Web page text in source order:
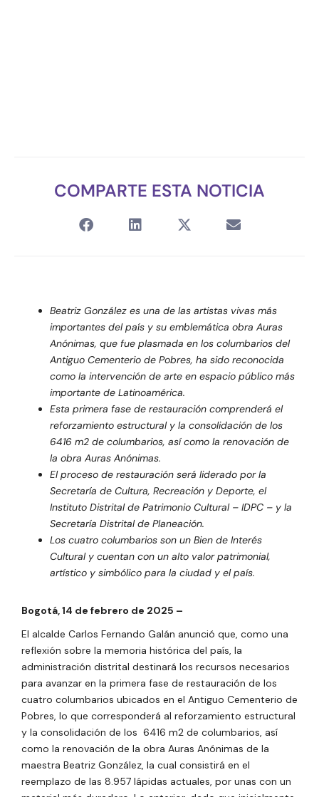
COMPARTE ESTA NOTICIA
Beatriz González es una de las artistas vivas más
importantes del país y su emblemática obra Auras
Anónimas, que fue plasmada en los columbarios del
Antiguo Cementerio de Pobres, ha sido reconocida
como la intervención de arte en espacio público más
importante de Latinoamérica.
Esta primera fase de restauración comprenderá el
reforzamiento estructural y la consolidación de los
6416 m2 de columbarios, así como la renovación de
la obra Auras Anónimas.
El proceso de restauración será liderado por la
Secretaría de Cultura, Recreación y Deporte, el
Instituto Distrital de Patrimonio Cultural – IDPC – y la
Secretaría Distrital de Planeación.
Los cuatro columbarios son un Bien de Interés
Cultural y cuentan con un alto valor patrimonial,
artístico y simbólico para la ciudad y el país.
Bogotá, 14 de febrero de 2025 –
El alcalde Carlos Fernando Galán anunció que, como una
reflexión sobre la memoria histórica del país, la
administración distrital destinará los recursos necesarios
para avanzar en la primera fase de restauración de los
cuatro columbarios ubicados en el Antiguo Cementerio de
Pobres, lo que corresponderá al reforzamiento estructural
y la consolidación de los 6416 m2 de columbarios, así
como la renovación de la obra Auras Anónimas de la
maestra Beatriz González, la cual consistirá en el
reemplazo de las 8.957 lápidas actuales, por unas con un